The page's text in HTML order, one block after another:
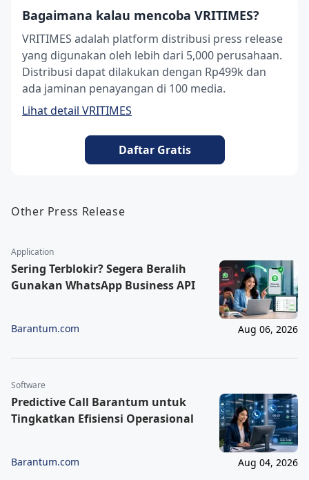
Bagaimana kalau mencoba VRITIMES?
VRITIMES adalah platform distribusi press release
yang digunakan oleh lebih dari 5,000 perusahaan.
Distribusi dapat dilakukan dengan Rp499k dan
ada jaminan penayangan di 100 media.
Lihat detail VRITIMES
Daftar Gratis
Other Press Release
Application
Sering Terblokir? Segera Beralih
Gunakan WhatsApp Business API
Barantum.com Aug 06, 2026
Software
Predictive Call Barantum untuk
Tingkatkan Efisiensi Operasional
Barantum.com Aug 04, 2026